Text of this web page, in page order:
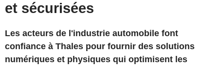
et sécurisées
Les acteurs de l'industrie automobile font
confiance à Thales pour fournir des solutions
numériques et physiques qui optimisent les